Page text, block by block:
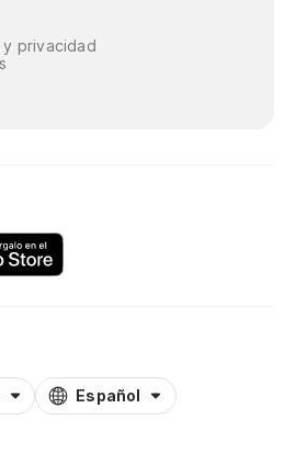
privacidad
Español